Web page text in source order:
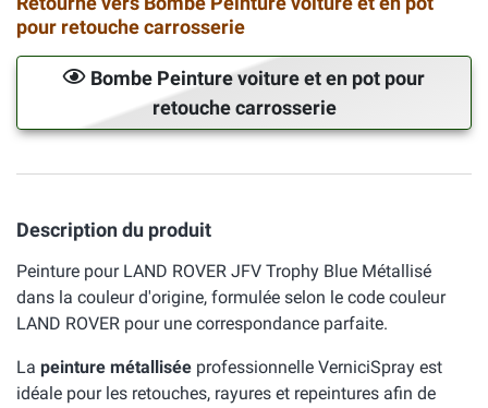
pour retouche carrosserie
Bombe Peinture voiture et en pot pour
retouche carrosserie
Description du produit
Peinture pour LAND ROVER JFV Trophy Blue Métallisé
dans la couleur d'origine, formulée selon le code couleur
LAND ROVER pour une correspondance parfaite.
La peinture métallisée professionnelle VerniciSpray est
idéale pour les retouches, rayures et repeintures afin de